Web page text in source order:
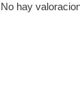
No hay